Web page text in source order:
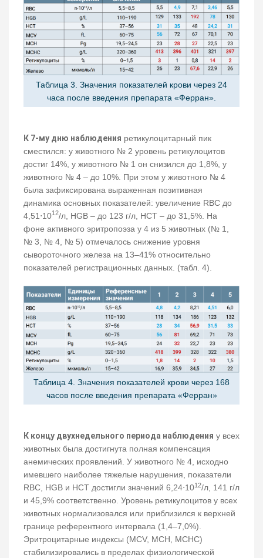
Таблица 3. Значения показателей крови через 24
часа после введения препарата «Ферран».
К 7-му дню наблюдения ретикулоцитарный пик
сместился: у животного № 2 уровень ретикулоцитов
достиг 14%, у животного № 1 он снизился до 1,8%, у
животного № 4 – до 10%. При этом у животного № 4
была зафиксирована выраженная позитивная
динамика основных показателей: увеличение RBC до
4,51⋅1012/л, HGB – до 123 г/л, HCT – до 31,5%. На
фоне активного эритропоэза у 4 из 5 животных (№ 1,
№ 3, № 4, № 5) отмечалось снижение уровня
сывороточного железа на 13‒41% относительно
показателей регистрационных данных. (табл. 4).
Таблица 4. Значения показателей крови через 168
часов после введения препарата «Ферран»
К концу двухнедельного периода наблюдения у всех
животных была достигнута полная компенсация
анемических проявлений. У животного № 4, исходно
имевшего наиболее тяжелые нарушения, показатели
RBC, HGB и HCT достигли значений 6,24⋅1012/л, 141 г/л
и 45,9% соответственно. Уровень ретикулоцитов у всех
животных нормализовался или приблизился к верхней
границе референтного интервала (1,4‒7,0%).
Эритроцитарные индексы (MCV, MCH, MCHC)
стабилизировались в пределах физиологической